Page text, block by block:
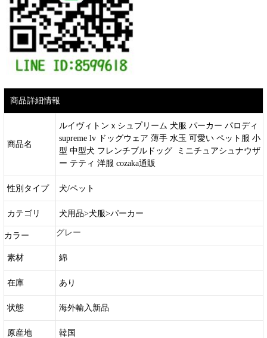
商品詳細情報
商品名
ルイヴィトンｘシュプリーム 犬服 パーカー パロディ
supreme lv ドッグウェア 薄手 水玉 可愛い ペット服 小
型 中型犬 フレンチブルドッグ ミニチュアシュナウザ
ー テティ 洋服 cozaka通販
性別タイプ 犬/ペット
カテゴリ 犬用品>犬服>パーカー
カラー グレー
素材 綿
在庫 あり
状態 海外輸入新品
原産地 韓国